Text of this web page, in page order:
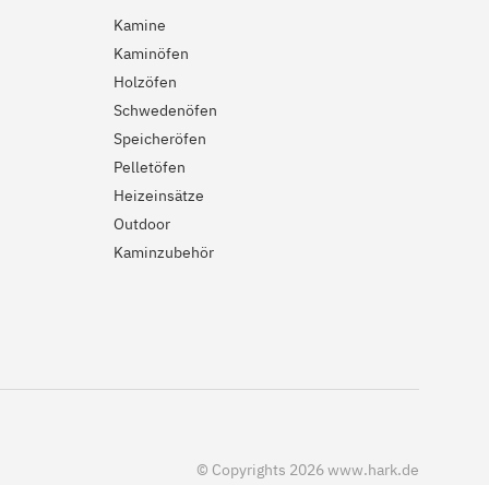
Kamine
Kaminöfen
Holzöfen
Schwedenöfen
Speicheröfen
Pelletöfen
Heizeinsätze
Outdoor
Kaminzubehör
© Copyrights 2026 www.hark.de